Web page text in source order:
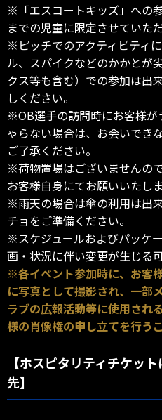
※「エスコートキッズ」への
までの児童に限定させていただ
※ピッチでのアクティビティ
ル、スパイクなどのかかとが
クス等も含む）での参加は出
しください。
※OB選手の訪問時にお客様が
ゃらない場合は、お会いでき
ご了承ください。
※荷物置場はございませんの
お客様自身にてお願いいたしま
※雨天の場合は傘の利用は出
チョをご準備ください。
※スケジュールおよびパッケ
画・状況に伴い変更が生じる
※各イベント参加時に、お客
に写真として撮影され、一部
ラブの広報活動等に使用され
様の肖像権の申し立てを行う
【ホスピタリティチケッ
先】